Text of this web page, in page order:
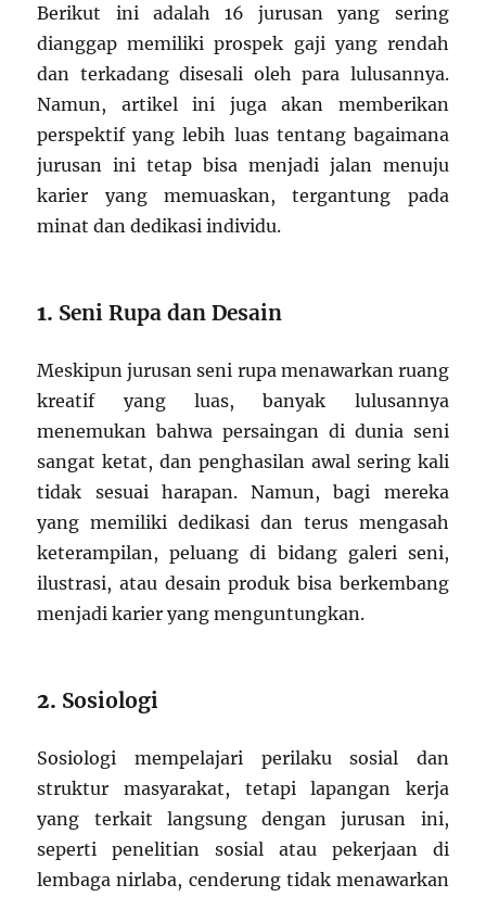
Berikut ini adalah 16 jurusan yang sering
dianggap memiliki prospek gaji yang rendah
dan terkadang disesali oleh para lulusannya.
Namun, artikel ini juga akan memberikan
perspektif yang lebih luas tentang bagaimana
jurusan ini tetap bisa menjadi jalan menuju
karier yang memuaskan, tergantung pada
minat dan dedikasi individu.
1. Seni Rupa dan Desain
Meskipun jurusan seni rupa menawarkan ruang
kreatif yang luas, banyak lulusannya
menemukan bahwa persaingan di dunia seni
sangat ketat, dan penghasilan awal sering kali
tidak sesuai harapan. Namun, bagi mereka
yang memiliki dedikasi dan terus mengasah
keterampilan, peluang di bidang galeri seni,
ilustrasi, atau desain produk bisa berkembang
menjadi karier yang menguntungkan.
2. Sosiologi
Sosiologi mempelajari perilaku sosial dan
struktur masyarakat, tetapi lapangan kerja
yang terkait langsung dengan jurusan ini,
seperti penelitian sosial atau pekerjaan di
lembaga nirlaba, cenderung tidak menawarkan